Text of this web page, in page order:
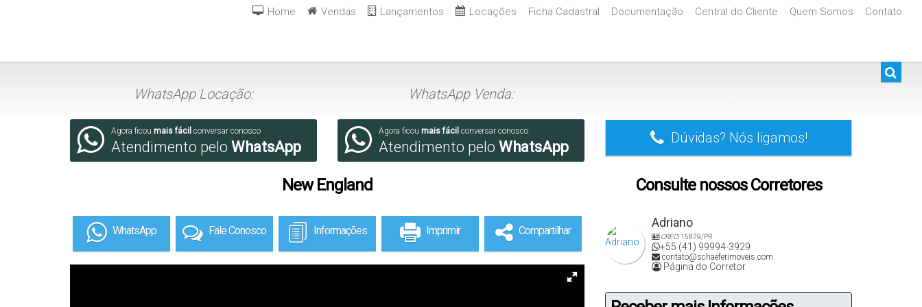
Contato
Quem Somos
Central do Cliente
Documentação
Ficha Cadastral
Locações
Lançamentos
Vendas
Home
WhatsApp Locação:
Agora ficou mais fácil conversar conosco
Atendimento pelo WhatsApp
WhatsApp Venda:
Agora ficou mais fácil conversar conosco
Atendimento pelo WhatsApp
Dúvidas? Nós ligamos!
New England
WhatsApp Fale Conosco Informações Imprimir Compartilhar
Consulte nossos Corretores
Adriano
CRECI15879/PR
+55 (41) 99994-3929
contato@schaeferimoveis.com
Página do Corretor